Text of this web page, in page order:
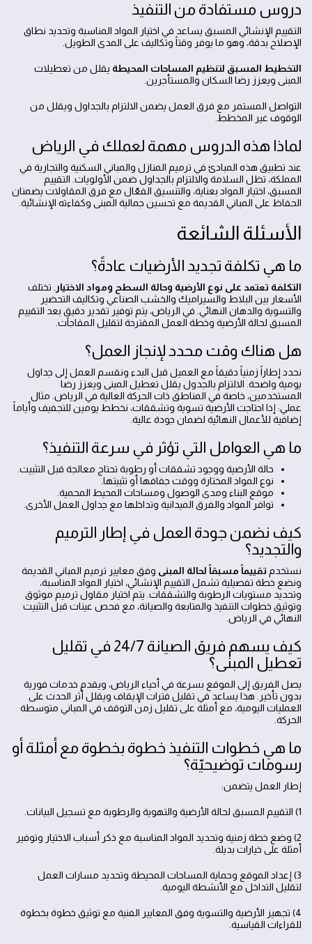
دروس مستفادة من التنفيذ
التقييم الإنشائي المسبق يساعد في اختيار المواد المناسبة وتحديد نطاق
الإصلاح بدقة، وهو ما يوفر وقتاً وتكاليف على المدى الطويل.
التخطيط المسبق لتنظيم المساحات المحيطة يقلل من تعطيلات
المبنى ويعزز رضا السكان والمستأجرين.
التواصل المستمر مع فرق العمل يضمن الالتزام بالجداول ويقلل من
الوقوف غير المخطط.
لماذا هذه الدروس مهمة لعملك في الرياض
عند تطبيق هذه المبادئ في ترميم المنازل والمباني السكنية والتجارية في
المملكة، تظل السلامة والالتزام بالجداول ضمن الأولويات. التقييم
المسبق، اختيار المواد بعناية، والتنسيق الفعّال مع فرق المقاولات يضمنان
الحفاظ على المباني القديمة مع تحسين جمالية المبنى وكفاءته الإنشائية.
الأسئلة الشائعة
ما هي تكلفة تجديد الأرضيات عادةً؟
التكلفة تعتمد على نوع الأرضية وحالة السطح ومواد الاختيار
. تختلف
الأسعار بين البلاط والسيراميك والخشب الصناعي وتكاليف التحضير
والتسوية والدهان النهائي. في الرياض، يتم توفير تقدير دقيق بعد التقييم
المسبق لحالة الأرضية وخطة العمل المقترحة لتقليل المفاجآت.
هل هناك وقت محدد لإنجاز العمل؟
نحدد إطاراً زمنياً دقيقاً مع العميل قبل البدء ونقسم العمل إلى جداول
يومية واضحة. الالتزام بالجدول يقلل تعطيل المبنى ويعزز رضا
المستخدمين، خاصة في المناطق ذات الحركة العالية في الرياض. مثال
عملي: إذا احتاجت الأرضية تسوية وتشققات، نخطط يومين للتجفيف وأياماً
إضافية للأعمال النهائية لضمان جودة عالية.
ما هي العوامل التي تؤثر في سرعة التنفيذ؟
حالة الأرضية ووجود تشققات أو رطوبة تحتاج معالجة قبل التثبيت.
نوع المواد المختارة ووقت جفافها أو تثبيتها.
موقع البناء ومدى الوصول ومساحات المحيط المحمية.
توافر المواد والفرق الميدانية وتداخلها مع جداول العمل الأخرى.
كيف نضمن جودة العمل في إطار الترميم
والتجديد؟
نستخدم تقييماً مسبقاً لحالة المبنى وفق معايير ترميم المباني القديمة
ونضع خطة تفصيلية تشمل التقييم الإنشائي، اختيار المواد المناسبة،
وتحديد مستويات الرطوبة والتشققات. يتم اختيار مقاول ترميم موثوق
وتوثيق خطوات التنفيذ والمتابعة والصيانة، مع فحص عينات قبل التثبيت
النهائي في الرياض.
كيف يسهم فريق الصيانة 24/7 في تقليل
تعطيل المبنى؟
يصل الفريق إلى الموقع بسرعة في أحياء الرياض، ويقدم خدمات فورية
بدون تأخير. هذا يساعد في تقليل فترات الإيقاف ويقلل أثر الحدث على
العمليات اليومية، مع أمثلة على تقليل زمن التوقف في المباني متوسطة
الحركة.
ما هي خطوات التنفيذ خطوة بخطوة مع أمثلة أو
رسومات توضيحيّة؟
إطار العمل يتضمن:
1) التقييم المسبق لحالة الأرضية والتهوية والرطوبة مع تسجيل البيانات.
2) وضع خطة زمنية وتحديد المواد المناسبة مع ذكر أسباب الاختيار وتوفير
أمثلة على خيارات بديلة.
3) إعداد الموقع وحماية المساحات المحيطة وتحديد مسارات العمل
لتقليل التداخل مع الأنشطة اليومية.
4) تجهيز الأرضية والتسوية وفق المعايير الفنية مع توثيق خطوة بخطوة
للقراءات القياسية.